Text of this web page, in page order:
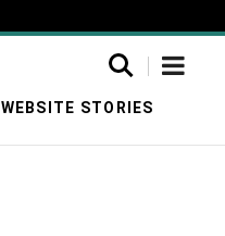
WEBSITE STORIES